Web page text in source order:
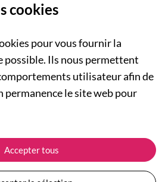
?
livraison
cookies
pour vous fournir la
possible. Ils nous permettent
utilisateur afin de
permanence le site web pour
Accepter tous